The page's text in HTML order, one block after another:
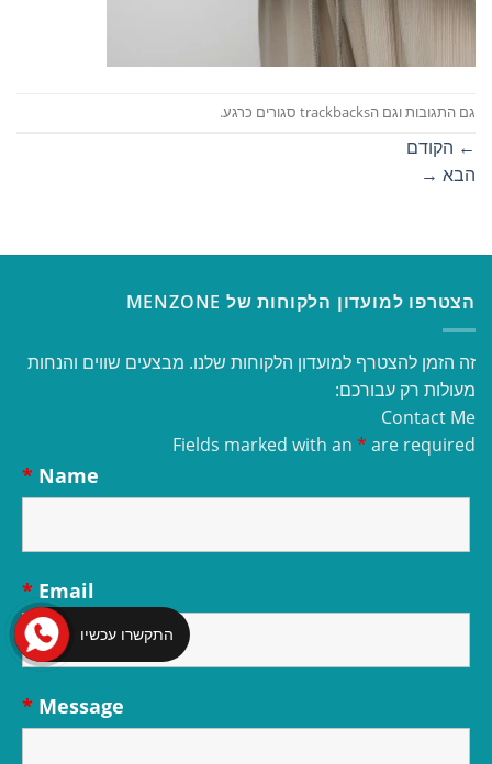
גם התגובות וגם הtrackbacks סגורים כרגע.
← הקודם
הבא →
הצטרפו למועדון הלקוחות של MENZONE
זה הזמן להצטרף למועדון הלקוחות שלנו. מבצעים שווים והנחות
מעולות רק עבורכם:
Contact Me
Fields marked with an * are required
Name
*
Email
*
Message
*
התקשרו עכשיו